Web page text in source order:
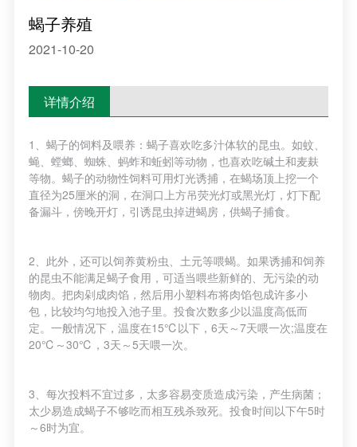
蝎子养殖
2021-10-20
详情介绍
1、蝎子的饲料及喂养：蝎子喜欢吃多汁体软的昆虫。如蚊、
蝇、螳螂、蜘蛛、蚂蚱和蚯蚓等动物，也喜欢吃碱土和麦麸
等物。蝎子的动物性饲料可用灯光诱捕，在蝎场顶上挖一个
直径为25厘米的洞，在洞口上方吊荧光灯或黑光灯，灯下配
备漏斗，傍晚开灯，引诱昆虫掉进蝎房，供蝎子捕食。
2、 此外，还可以饲养黄粉虫、土元等喂蝎。如果诱捕和饲养
的昆虫不能满足蝎子食用，可适当喂些新鲜的、无污染的动
物肉。把肉剁成肉馅，然后用小塑料布将肉馅包成许多小
包，比较均匀地投入池子里。投食次数多少以温度高低而
定。一般情况下，温度在15℃以下，6天～7天喂一次;温度在
20℃～30℃，3天～5天喂一次。
3、 每次投料不宜过多，太多容易变质造成污染，产生病菌；
太少易造成蝎子不够吃而相互残杀致死。投食时间以下午5时
～6时为宜。